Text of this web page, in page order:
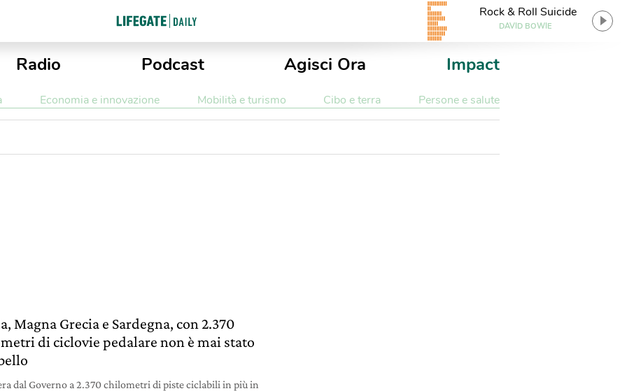
Rock & Roll Suicide
DAVID BOWIE
Radio Podcast Agisci Ora Impact
Economia e innovazione Mobilità e turismo Cibo e terra Persone e salute
Magna Grecia e Sardegna, con 2.370
di ciclovie pedalare non è mai stato
dal Governo a 2.370 chilometri di piste ciclabili in più in